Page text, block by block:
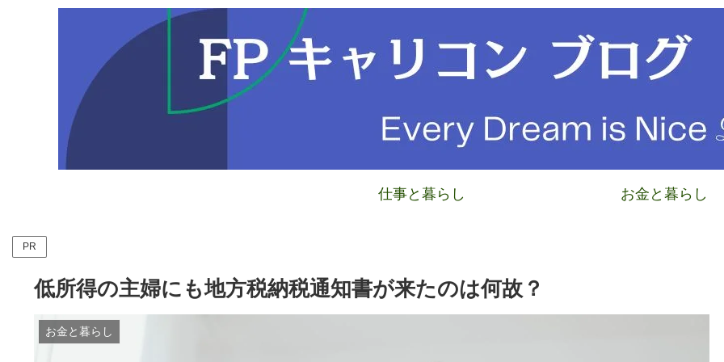
仕事と暮らし お金と暮らし
PR
低所得の主婦にも地方税納税通知書が来たのは何故？
お金と暮らし